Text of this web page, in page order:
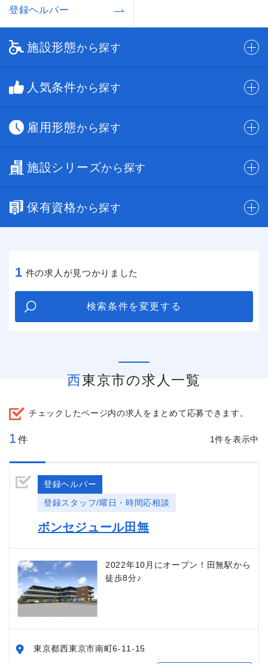
登録ヘルパー
施設形態から探す
人気条件から探す
雇用形態から探す
施設シリーズから探す
保有資格から探す
1 件の求人が見つかりました
検索条件を変更する
西東京市の求人一覧
チェックしたページ内の求人をまとめて応募できます。
1 件 1件を表示中
登録ヘルパー
登録スタッフ/曜日・時間応相談
ボンセジュール田無
2022年10月にオープン！田無駅から
徒歩8分♪
東京都西東京市南町6-11-15